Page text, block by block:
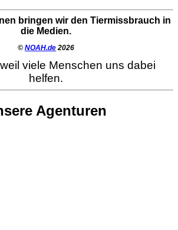
bringen wir den Tiermissbrauch in
die Medien.
© NOAH.de 2026
viele Menschen uns dabei
helfen.
Agenturen